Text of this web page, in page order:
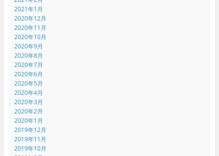
2021年1月
2020年12月
2020年11月
2020年10月
2020年9月
2020年8月
2020年7月
2020年6月
2020年5月
2020年4月
2020年3月
2020年2月
2020年1月
2019年12月
2019年11月
2019年10月